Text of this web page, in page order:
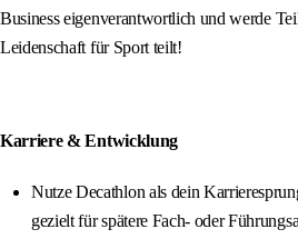
Business eigenverantwortlich und werde
Leidenschaft für Sport teilt!
Karriere & Entwicklung
Nutze Decathlon als dein
gezielt für spätere Fach- oder